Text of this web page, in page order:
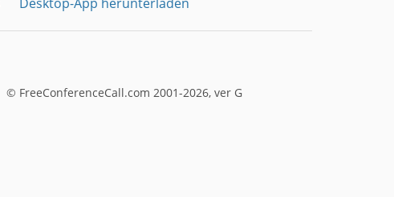
© FreeConferenceCall.com 2001-2026, ver G